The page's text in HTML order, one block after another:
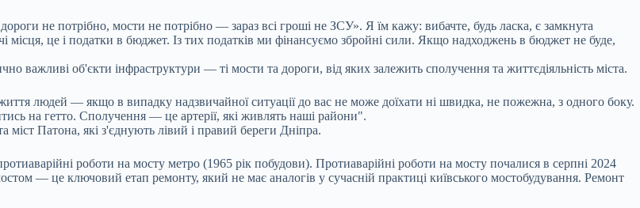
не потрібно, мости не потрібно — зараз всі гроші не ЗСУ». Я їм кажу: вибачте, будь ласка, є замкнута
це і податки в бюджет. Із тих податків ми фінансуємо збройні сили. Якщо надходжень в бюджет не буде,
об'єкти інфраструктури — ті мости та дороги, від яких залежить сполучення та життєдіяльність міста.
людей — якщо в випадку надзвичайної ситуації до вас не може доїхати ні швидка, не пожежна, з одного боку.
на гетто. Сполучення — це артерії, які живлять наші райони".
Патона, які з'єднують лівий і правий береги Дніпра.
роботи на мосту метро (1965 рік побудови). Протиаварійні роботи на мосту почалися в серпні 2024
— це ключовий етап ремонту, який не має аналогів у сучасній практиці київського мостобудування. Ремонт